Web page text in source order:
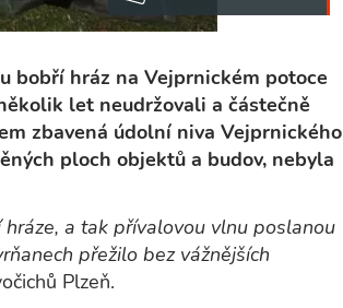
bobří hráz na Vejprnickém potoce
let neudržovali a částečně
zbavená údolní niva Vejprnického
ploch objektů a budov, nebyla
a tak přívalovou vlnu poslanou
přežilo bez vážnějších
Plzeň.